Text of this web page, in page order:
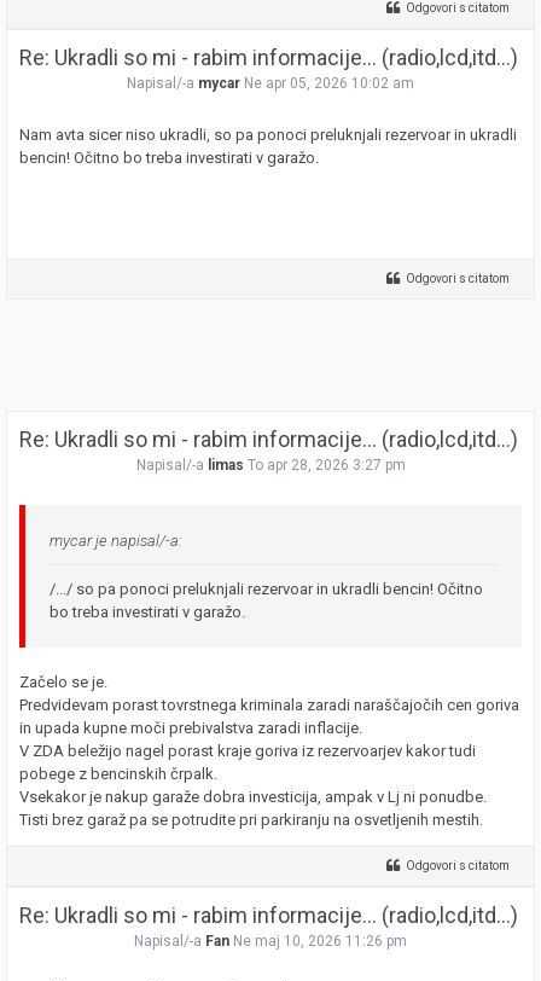
Odgovori s citatom
Re: Ukradli so mi - rabim informacije... (radio,lcd,itd...)
Napisal/-a mycar Ne apr 05, 2026 10:02 am
Nam avta sicer niso ukradli, so pa ponoci preluknjali rezervoar in ukradli
bencin! Očitno bo treba investirati v garažo.
Odgovori s citatom
Re: Ukradli so mi - rabim informacije... (radio,lcd,itd...)
Napisal/-a limas To apr 28, 2026 3:27 pm
mycar je napisal/-a:
/.../ so pa ponoci preluknjali rezervoar in ukradli bencin! Očitno
bo treba investirati v garažo.
Začelo se je.
Predvidevam porast tovrstnega kriminala zaradi naraščajočih cen goriva
in upada kupne moči prebivalstva zaradi inflacije.
V ZDA beležijo nagel porast kraje goriva iz rezervoarjev kakor tudi
pobege z bencinskih črpalk.
Vsekakor je nakup garaže dobra investicija, ampak v Lj ni ponudbe.
Tisti brez garaž pa se potrudite pri parkiranju na osvetljenih mestih.
Odgovori s citatom
Re: Ukradli so mi - rabim informacije... (radio,lcd,itd...)
Napisal/-a Fan Ne maj 10, 2026 11:26 pm